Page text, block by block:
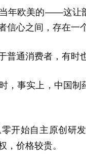
年欧美的——这让
信心之间， 存在一
普通消费者，有
，事实上，中国制
开始自主原创研
，价格较贵。